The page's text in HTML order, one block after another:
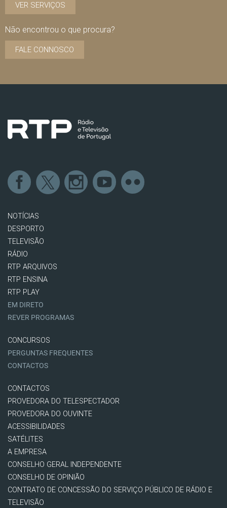
VER SERVIÇOS
Não encontrou o que procura?
FALE CONNOSCO
NOTÍCIAS
DESPORTO
TELEVISÃO
RÁDIO
RTP ARQUIVOS
RTP ENSINA
RTP PLAY
EM DIRETO
REVER PROGRAMAS
CONCURSOS
PERGUNTAS FREQUENTES
CONTACTOS
CONTACTOS
PROVEDORA DO TELESPECTADOR
PROVEDORA DO OUVINTE
ACESSIBILIDADES
SATÉLITES
A EMPRESA
CONSELHO GERAL INDEPENDENTE
CONSELHO DE OPINIÃO
CONTRATO DE CONCESSÃO DO SERVIÇO PÚBLICO DE RÁDIO E
TELEVISÃO